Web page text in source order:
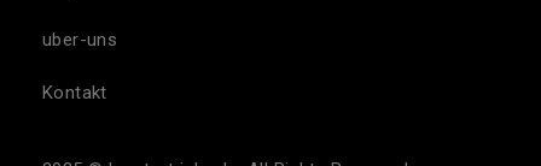
uber-uns
Kontakt